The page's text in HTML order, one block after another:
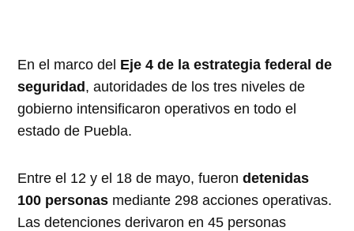
En el marco del Eje 4 de la estrategia federal de
seguridad, autoridades de los tres niveles de
gobierno intensificaron operativos en todo el
estado de Puebla.
Entre el 12 y el 18 de mayo, fuerondetenidas
100 personas mediante 298 acciones operativas.
Las detenciones derivaron en 45 personas